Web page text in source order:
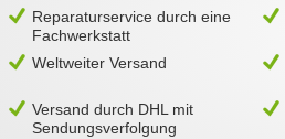
Reparaturservice durch eine
Fachwerkstatt
Weltweiter Versand
Versand durch DHL mit
Sendungsverfolgung